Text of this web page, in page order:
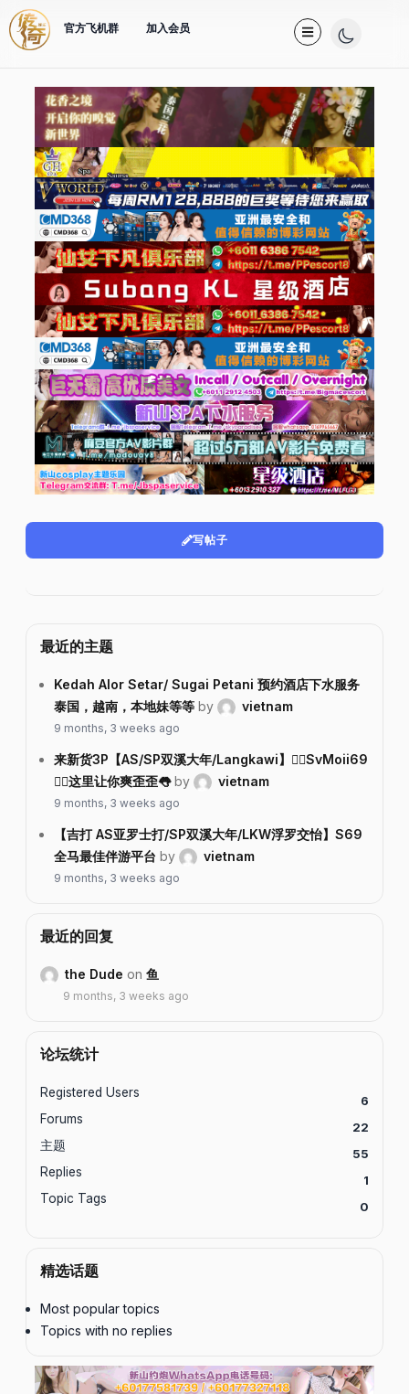
官方飞机群 加入会员
写帖子
最近的主题
Kedah Alor Setar/ Sugai Petani 预约酒店下水服务
泰国，越南，本地妹等等 by vietnam
9 months, 3 weeks ago
来新货3P【AS/SP双溪大年/Langkawi】❤️‍🔥SvMoii69
❤️‍🔥这里让你爽歪歪👅by vietnam
9 months, 3 weeks ago
【吉打 AS亚罗士打/SP双溪大年/LKW浮罗交怡】S69
全马最佳伴游平台 by vietnam
9 months, 3 weeks ago
最近的回复
the Dude on 鱼
9 months, 3 weeks ago
论坛统计
Registered Users
6
Forums
22
主题
55
Replies
1
Topic Tags
0
精选话题
Most popular topics
Topics with no replies